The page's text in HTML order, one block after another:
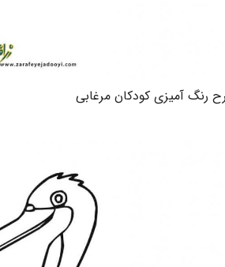
رنگ آمیزی کودکان مرغابی